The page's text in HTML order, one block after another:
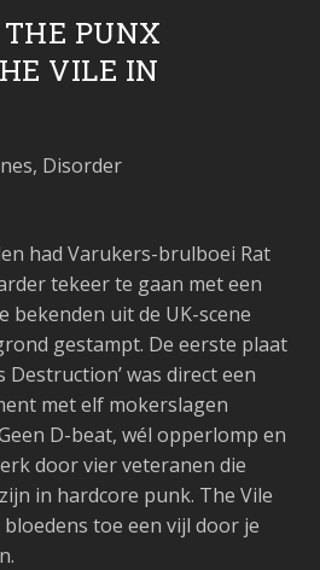
PUNX
VILE IN
Disorder
had Varukers-brulboei Rat
tekeer te gaan met een
bekenden uit de UK-scene
gestampt. De eerste plaat
Destruction’ was direct een
met elf mokerslagen
D-beat, wél opperlomp en
door vier veteranen die
in hardcore punk. The Vile
toe een vijl door je